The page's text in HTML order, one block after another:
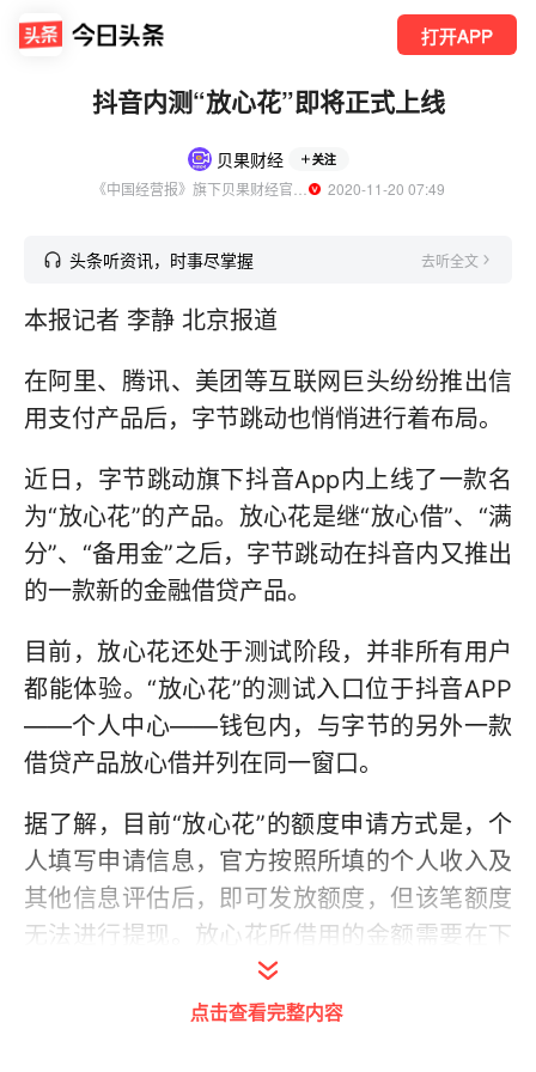
打开APP
抖音内测“放心花”即将正式上线
贝果财经 关注
  2020-11-20 07:49
头条听资讯，时事尽掌握 去听全文
本报记者 李静 北京报道
在阿里、腾讯、美团等互联网巨头纷纷推出信
用支付产品后，字节跳动也悄悄进行着布局。
近日，字节跳动旗下抖音App内上线了一款名
为“放心花”的产品。放心花是继“放心借”、“满
分”、“备用金”之后，字节跳动在抖音内又推出
的一款新的金融借贷产品。
目前，放心花还处于测试阶段，并非所有用户
都能体验。“放心花”的测试入口位于抖音APP
——个人中心——钱包内，与字节的另外一款
借贷产品放心借并列在同一窗口。
据了解，目前“放心花”的额度申请方式是，个
人填写申请信息，官方按照所填的个人收入及
其他信息评估后，即可发放额度，但该笔额度
无法进行提现。放心花所借用的金额需要在下
月1日还清，最迟6日还钱，否则会进行追责。
点击查看完整内容